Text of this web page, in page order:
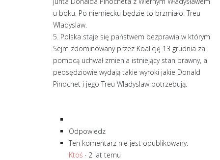
u boku. Po niemiecku będzie to brzmiało: Treu
Wladyslaw.
5. Polska staje się państwem bezprawia w którym
Sejm zdominowany przez Koalicję 13 grudnia za
pomocą uchwał zmienia istniejący stan prawny, a
peosędziowie wydają takie wyroki jakie Donald
Pinochet i jego Treu Wladyslaw potrzebują.
Odpowiedz
Ten komentarz nie jest opublikowany.
Ktoś · 2 lat temu